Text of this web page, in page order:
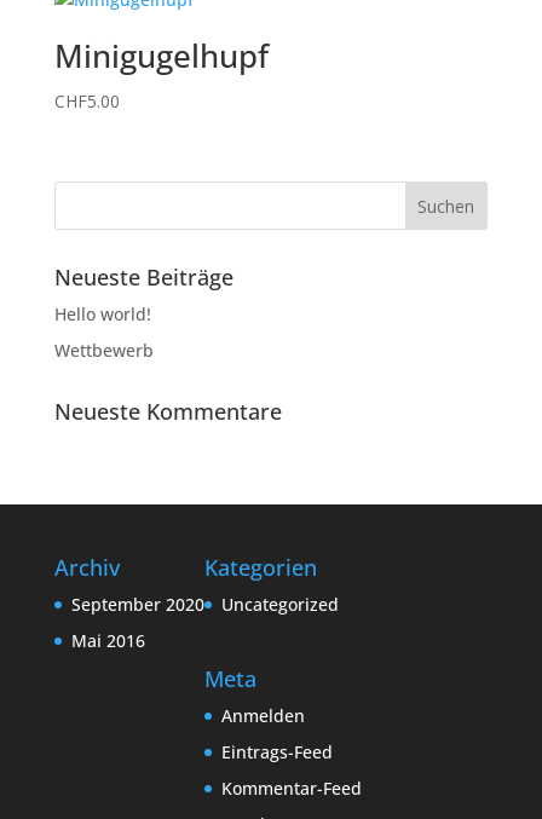
Minigugelhupf
CHF5.00
Neueste Beiträge
Hello world!
Wettbewerb
Neueste Kommentare
Archiv
September 2020
Mai 2016
Kategorien
Uncategorized
Meta
Anmelden
Eintrags-Feed
Kommentar-Feed